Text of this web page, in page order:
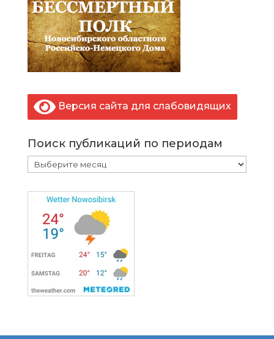
Версия сайта для слабовидящих
Поиск публикаций по периодам
Поиск
публикаций
периодам